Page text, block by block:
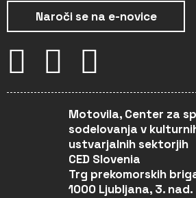
Naroči se na e-novice
Motovila, Center za
sodelovanja v
ustvarjalnih sektorjih
CED Slovenia
Trg prekomorskih
1000 Ljubljana, 3. nad.